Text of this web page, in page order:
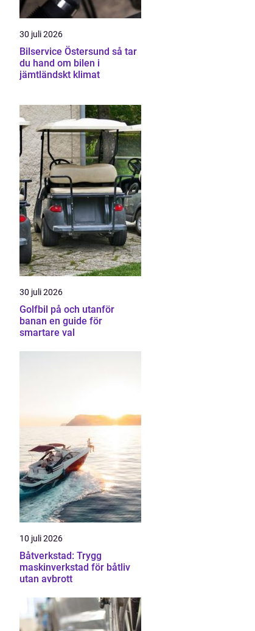
30 juli 2026
Bilservice Östersund så tar
du hand om bilen i
jämtländskt klimat
30 juli 2026
Golfbil på och utanför
banan en guide för
smartare val
10 juli 2026
Båtverkstad: Trygg
maskinverkstad för båtliv
utan avbrott